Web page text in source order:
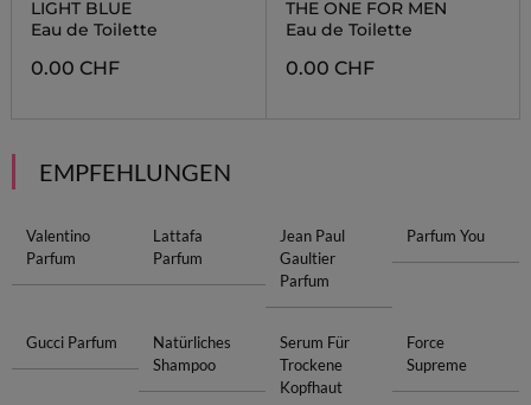
LIGHT BLUE
Eau de Toilette
0.00 CHF
THE ONE FOR MEN
Eau de Toilette
0.00 CHF
EMPFEHLUNGEN
Valentino
Parfum
Lattafa
Parfum
Jean Paul
Gaultier
Parfum
Parfum You
Gucci Parfum
Natürliches
Shampoo
Serum Für
Trockene
Kopfhaut
Force
Supreme